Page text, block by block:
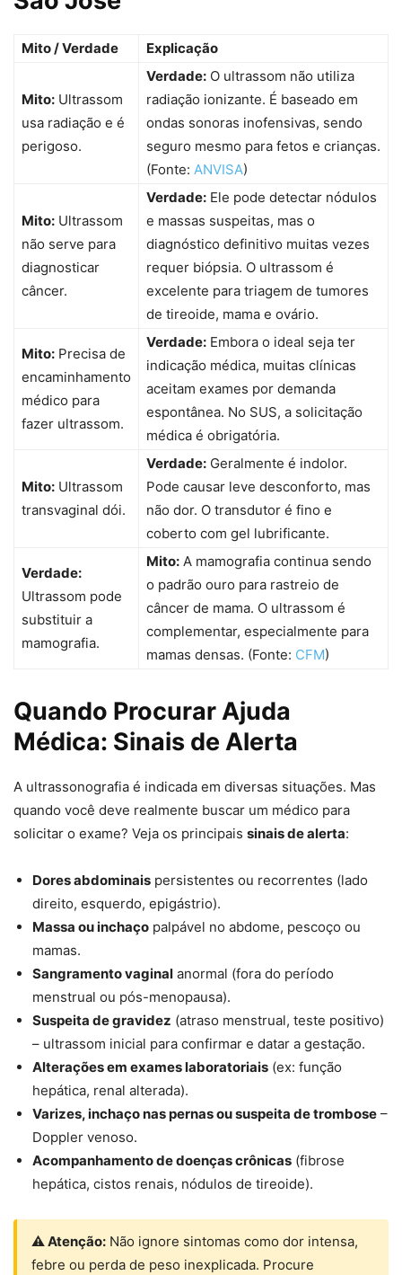
Mito / Verdade Explicação
Mito: Ultrassom
usa radiação e é
perigoso.
Verdade: O ultrassom não utiliza
radiação ionizante. É baseado em
ondas sonoras inofensivas, sendo
seguro mesmo para fetos e crianças.
(Fonte: ANVISA)
Mito: Ultrassom
não serve para
diagnosticar
câncer.
Verdade: Ele pode detectar nódulos
e massas suspeitas, mas o
diagnóstico definitivo muitas vezes
requer biópsia. O ultrassom é
excelente para triagem de tumores
de tireoide, mama e ovário.
Mito: Precisa de
encaminhamento
médico para
fazer ultrassom.
Verdade: Embora o ideal seja ter
indicação médica, muitas clínicas
aceitam exames por demanda
espontânea. No SUS, a solicitação
médica é obrigatória.
Mito: Ultrassom
transvaginal dói.
Verdade: Geralmente é indolor.
Pode causar leve desconforto, mas
não dor. O transdutor é fino e
coberto com gel lubrificante.
Verdade:
Ultrassom pode
substituir a
mamografia.
Mito: A mamografia continua sendo
o padrão ouro para rastreio de
câncer de mama. O ultrassom é
complementar, especialmente para
mamas densas. (Fonte: CFM)
Quando Procurar Ajuda
Médica: Sinais de Alerta
A ultrassonografia é indicada em diversas situações. Mas
quando você deve realmente buscar um médico para
solicitar o exame? Veja os principais sinais de alerta:
Dores abdominais persistentes ou recorrentes (lado
direito, esquerdo, epigástrio).
Massa ou inchaço palpável no abdome, pescoço ou
mamas.
Sangramento vaginal anormal (fora do período
menstrual ou pós-menopausa).
Suspeita de gravidez (atraso menstrual, teste positivo)
– ultrassom inicial para confirmar e datar a gestação.
Alterações em exames laboratoriais (ex: função
hepática, renal alterada).
Varizes, inchaço nas pernas ou suspeita de trombose –
Doppler venoso.
Acompanhamento de doenças crônicas (fibrose
hepática, cistos renais, nódulos de tireoide).
⚠ Atenção: Não ignore sintomas como dor intensa,
febre ou perda de peso inexplicada. Procure